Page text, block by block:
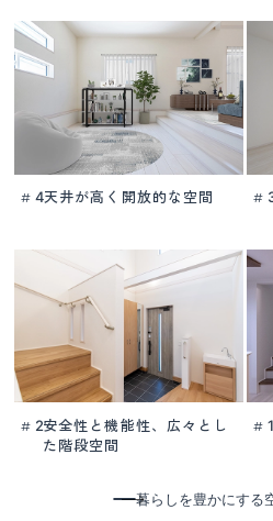
# 4天井が高く開放的な空間 #
# 2安全性と機能性、広々とし
た階段空間
# 1
暮らしを豊かにする